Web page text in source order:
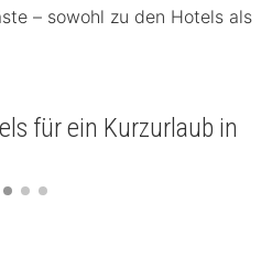
– sowohl zu den Hotels als
für ein Kurzurlaub in